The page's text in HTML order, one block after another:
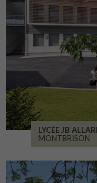
LYCÉE JB
MONTBRISON